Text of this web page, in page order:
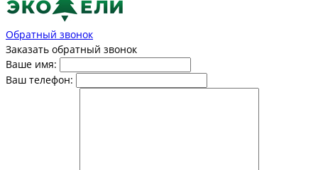
Обратный звонок
Заказать обратный звонок
Ваше имя:
Ваш телефон: